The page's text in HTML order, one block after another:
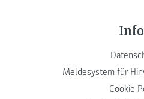
Meldesystem für
Cookie